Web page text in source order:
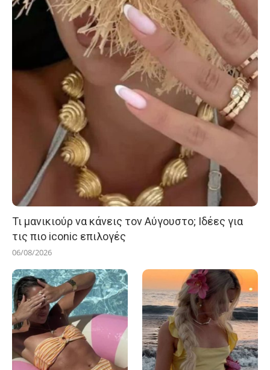
Τι μανικιούρ να κάνεις τον Αύγουστο; Ιδέες για
τις πιο iconic επιλογές
06/08/2026